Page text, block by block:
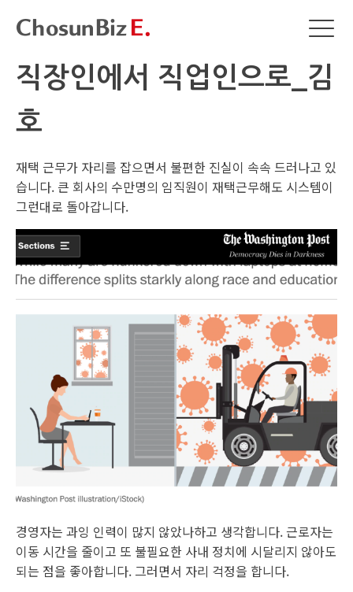
직장인에서 직업인으로_김
호
재택 근무가 자리를 잡으면서 불편한 진실이 속속 드러나고 있
습니다. 큰 회사의 수만명의 임직원이 재택근무해도 시스템이
그런대로 돌아갑니다.
경영자는 과잉 인력이 많지 않았나하고 생각합니다. 근로자는
이동 시간을 줄이고 또 불필요한 사내 정치에 시달리지 않아도
되는 점을 좋아합니다. 그러면서 자리 걱정을 합니다.